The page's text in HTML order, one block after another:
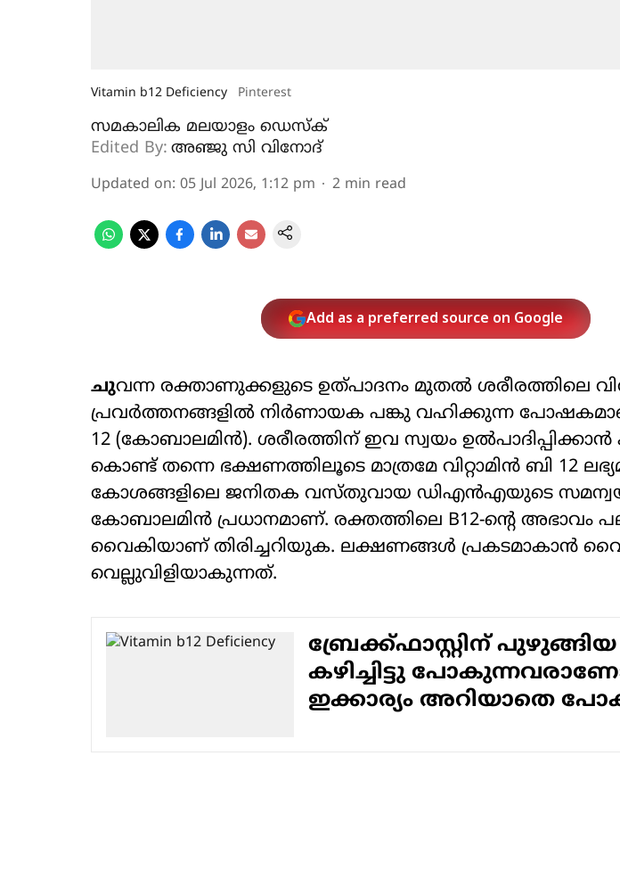
Vitamin b12 Deficiency Pinterest
സമകാലിക മലയാളം ഡെസ്ക്
Edited By: അഞ്ജു സി വിനോദ്‌
Updated on: 05 Jul 2026, 1:12 pm 2 min read
Add as a preferred source on Google
ചുവന്ന രക്താണുക്കളുടെ ഉത്പാദനം മുതൽ ശരീരത്തിലെ
പ്രവർത്തനങ്ങളിൽ നിർണായക പങ്കു വഹിക്കുന്ന പോഷകമാണ്
12 (കോബാലമിൻ). ശരീരത്തിന് ഇവ സ്വയം
കൊണ്ട് തന്നെ ഭക്ഷണത്തിലൂടെ മാത്രമേ വിറ്റാമിൻ ബി 12
കോശങ്ങളിലെ ജനിതക വസ്തുവായ ഡിഎൻഎയുടെ
കോബാലമിൻ പ്രധാനമാണ്. രക്തത്തിലെ B12-ന്റെ അഭാവം
വൈകിയാണ് തിരിച്ചറിയുക. ലക്ഷണങ്ങൾ പ്രകടമാകാൻ
വെല്ലുവിളിയാകുന്നത്.
ബ്രേക്ക്ഫാസ്റ്റിന് പുഴുങ്ങിയ
കഴിച്ചിട്ടു
ഇക്കാര്യം അറിയാതെ